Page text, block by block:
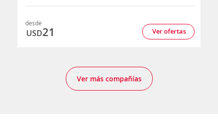
desde
USD21 Ver ofertas
Ver más compañías